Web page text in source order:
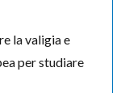
la valigia e
per studiare